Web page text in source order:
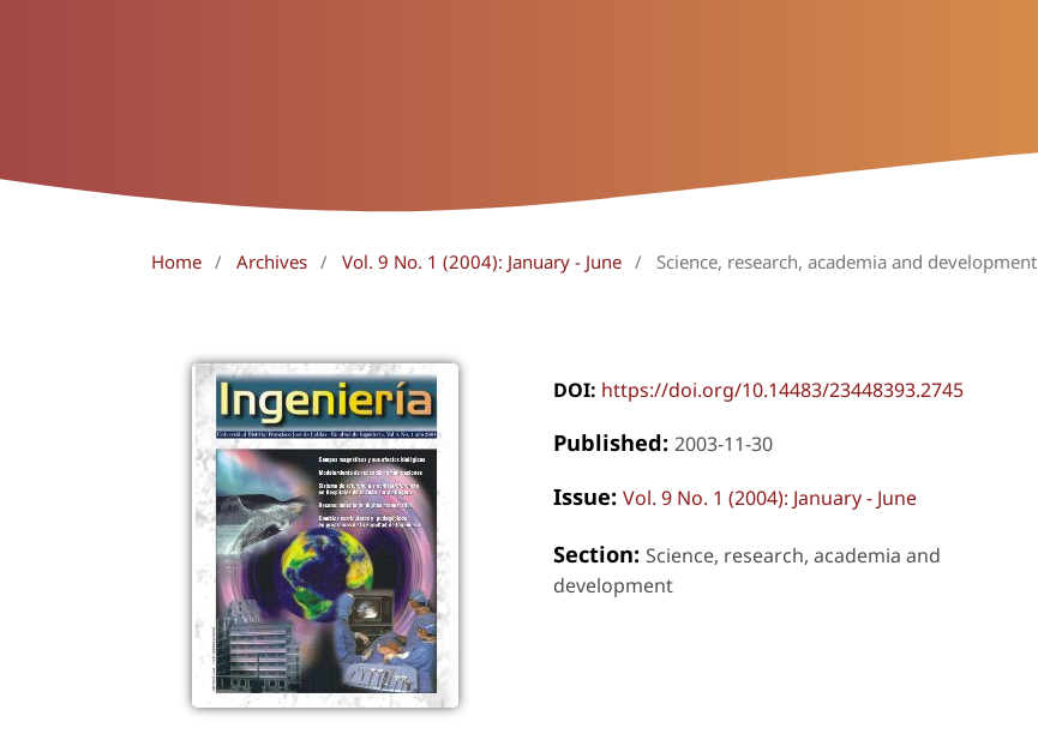
Home / Archives / Vol. 9 No. 1 (2004): January - June / Science, research, academia and development
DOI: https://doi.org/10.14483/23448393.2745
Published: 2003-11-30
Issue: Vol. 9 No. 1 (2004): January - June
Section: Science, research, academia and
development